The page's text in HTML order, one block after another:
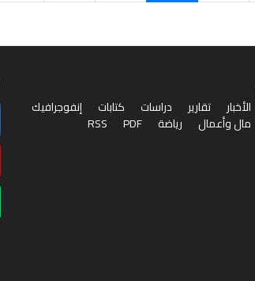
الأخبار تقارير دراسات كتابات
إنفوجرافيك
مال وأعمال رياضة PDF
RSS